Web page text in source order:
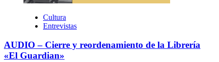
Cultura
Entrevistas
AUDIO – Cierre y reordenamiento de la Librería
«El Guardian»